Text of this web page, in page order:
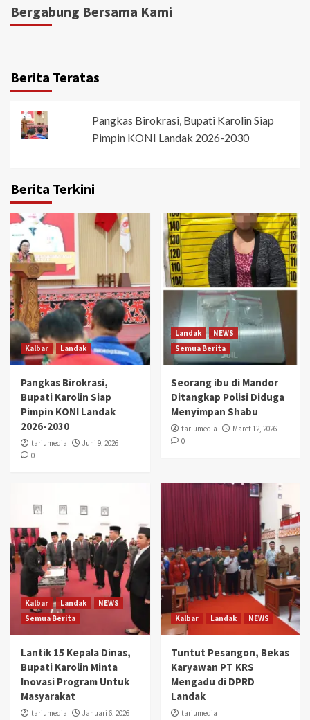
Bergabung Bersama Kami
Berita Teratas
Pangkas Birokrasi, Bupati Karolin Siap
Pimpin KONI Landak 2026-2030
Berita Terkini
Kalbar Landak
Pangkas Birokrasi,
Bupati Karolin Siap
Pimpin KONI Landak
2026-2030
tariumedia
Juni 9, 2026
0
Landak
NEWS
Semua Berita
Seorang ibu di Mandor
Ditangkap Polisi Diduga
Menyimpan Shabu
tariumedia
Maret 12, 2026
0
Kalbar Landak
NEWS
Semua Berita
Lantik 15 Kepala Dinas,
Bupati Karolin Minta
Inovasi Program Untuk
Masyarakat
tariumedia
Januari 6, 2026
Kalbar Landak NEWS
Tuntut Pesangon, Bekas
Karyawan PT KRS
Mengadu di DPRD
Landak
tariumedia